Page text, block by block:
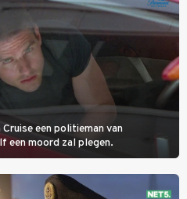
een politieman van
een moord zal plegen.